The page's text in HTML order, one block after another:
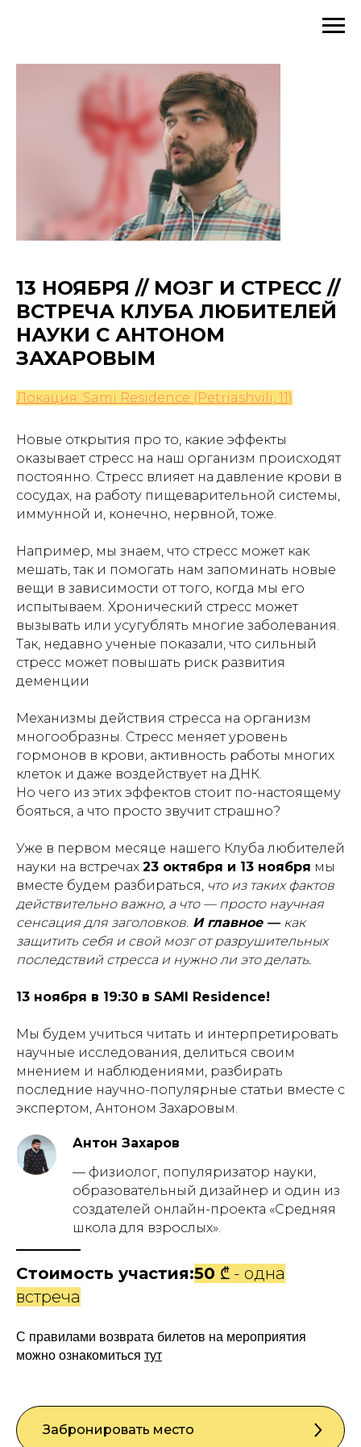
13 НОЯБРЯ // МОЗГ И СТРЕСС //
ВСТРЕЧА КЛУБА ЛЮБИТЕЛЕЙ
НАУКИ С АНТОНОМ
ЗАХАРОВЫМ
Локация: Sami Residence (Petriashvili, 11)
Новые открытия про то, какие эффекты
оказывает стресс на наш организм происходят
постоянно. Стресс влияет на давление крови в
сосудах, на работу пищеварительной системы,
иммунной и, конечно, нервной, тоже.
Например, мы знаем, что стресс может как
мешать, так и помогать нам запоминать новые
вещи в зависимости от того, когда мы его
испытываем. Хронический стресс может
вызывать или усугублять многие заболевания.
Так, недавно ученые показали, что сильный
стресс может повышать риск развития
деменции
Механизмы действия стресса на организм
многообразны. Стресс меняет уровень
гормонов в крови, активность работы многих
клеток и даже воздействует на ДНК.
Но чего из этих эффектов стоит по-настоящему
бояться, а что просто звучит страшно?
Уже в первом месяце нашего Клуба любителей
науки на встречах 23 октября и 13 ноября мы
вместе будем разбираться, что из таких фактов
действительно важно, а что — просто научная
сенсация для заголовков. И главное — как
защитить себя и свой мозг от разрушительных
последствий стресса и нужно ли это делать.
13 ноября в 19:30 в SAMI Residence!
Мы будем учиться читать и интерпретировать
научные исследования, делиться своим
мнением и наблюдениями, разбирать
последние научно-популярные статьи вместе с
экспертом, Антоном Захаровым.
Антон Захаров
— физиолог, популяризатор науки,
образовательный дизайнер и один из
создателей онлайн-проекта «Средняя
школа для взрослых».
Стоимость участия:50 ₾ - одна
встреча
С правилами возврата билетов на мероприятия
можно ознакомиться тут
Забронировать место